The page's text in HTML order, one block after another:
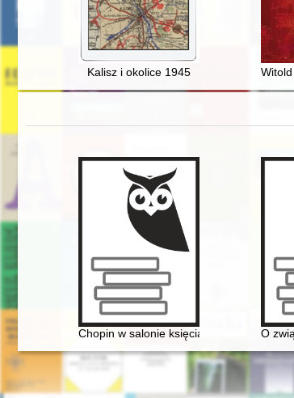
Kalisz i okolice 1945
Chopin w salonie księcia Antoniego O